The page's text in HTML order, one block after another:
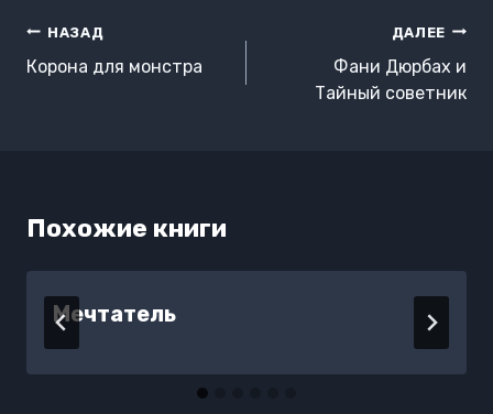
Навигация
по
НАЗАД
Корона для монстра
ДАЛЕЕ
Фани Дюрбах и
Тайный советник
Похожие книги
Мечтатель